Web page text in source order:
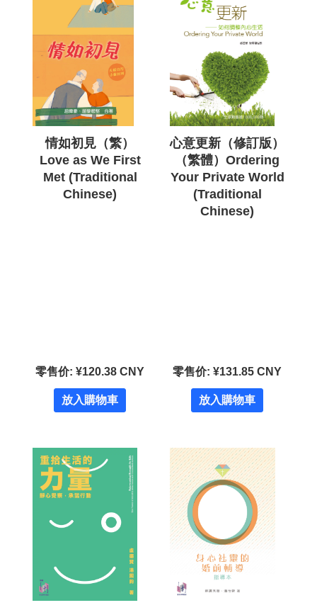
情如初見（繁）
Love as We First
Met (Traditional
Chinese)
零售价: ¥120.38 CNY
放入購物車
心意更新（修訂版）
（繁體）Ordering
Your Private World
(Traditional
Chinese)
零售价: ¥131.85 CNY
放入購物車